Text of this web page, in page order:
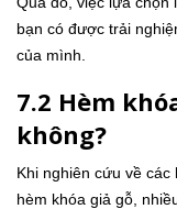
bạn có được trải
của mình.
7.2 Hèm
không?
Khi nghiên cứu về
hèm khóa giả gỗ,